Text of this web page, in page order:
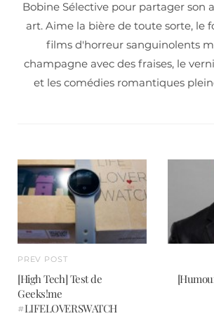
Bobine Sélective pour partager son
art. Aime la bière de toute sorte, le
films d'horreur sanguinolents
champagne avec des fraises, le
et les comédies romantiques
PREV POST
[High Tech] Test de
Geeks!me
#LIFELOVERSWATCH